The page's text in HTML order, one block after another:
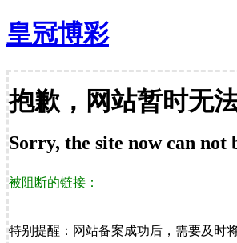
皇冠博彩
抱歉，网站暂时无
Sorry, the site now can not
被阻断的链接：
特别提醒：网站备案成功后，需要及时